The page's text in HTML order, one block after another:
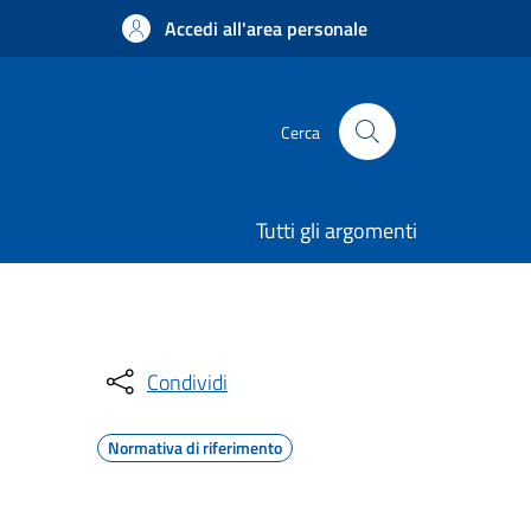
Accedi all'area personale
Cerca
Tutti gli argomenti
Condividi
Normativa di riferimento